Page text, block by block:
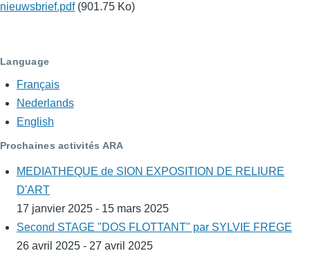
nieuwsbrief.pdf (901.75 Ko)
Language
Français
Nederlands
English
Prochaines activités ARA
MEDIATHEQUE de SION EXPOSITION DE RELIURE
D'ART
17 janvier 2025 - 15 mars 2025
Second STAGE "DOS FLOTTANT" par SYLVIE FREGE
26 avril 2025 - 27 avril 2025